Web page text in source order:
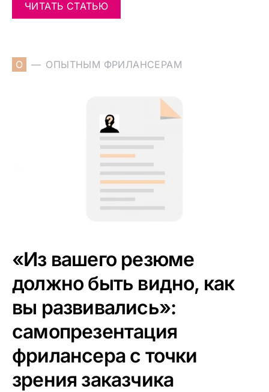
ЧИТАТЬ СТАТЬЮ
О ОПЫТНЫМ ФРИЛАНСЕРАМ
«Из вашего резюме
должно быть видно, как
вы развивались»:
самопрезентация
фрилансера с точки
зрения заказчика